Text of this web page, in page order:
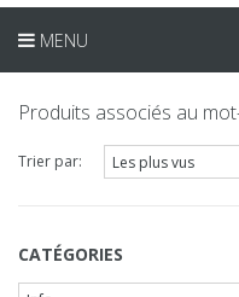
MENU
Produits associés au
Trier par:
CATÉGORIES